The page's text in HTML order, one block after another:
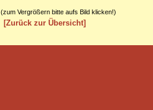
(zum Vergrößern bitte aufs Bild klicken!)
[Zurück zur Übersicht]